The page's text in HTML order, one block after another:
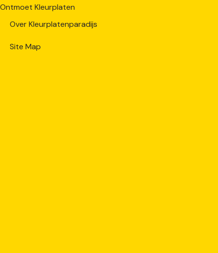
Ontmoet Kleurplaten
Over Kleurplatenparadijs
Site Map